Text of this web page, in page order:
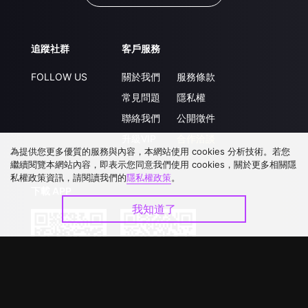
追蹤社群
FOLLOW US
客戶服務
關於我們
常見問題
聯絡我們
服務條款
隱私權
公開徵件
為提供您更多優質的服務與內容，本網站使用 cookies 分析技術。若您
繼續閱覽本網站內容，即表示您同意我們使用 cookies，關於更多相關隱
私權政策資訊，請閱讀我們的隱私權政策。
我知道了